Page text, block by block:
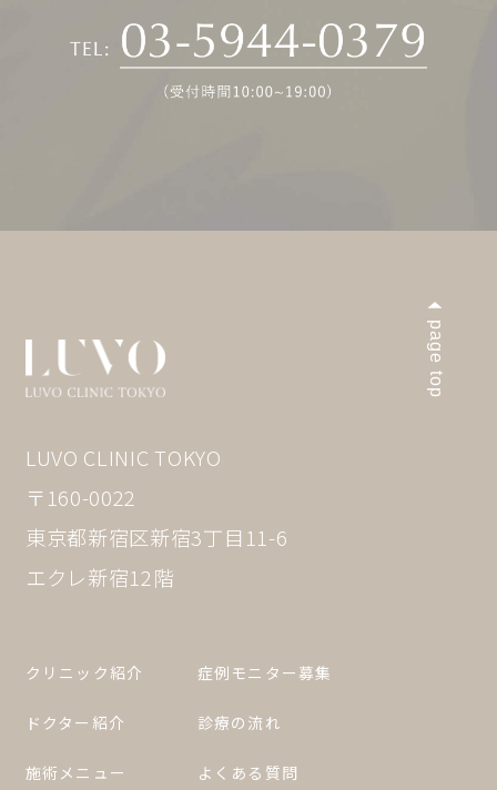
page top
LUVO CLINIC TOKYO
〒160-0022
東京都新宿区新宿3丁目11-6
エクレ新宿12階
クリニック紹介
ドクター紹介
施術メニュー
症例モニター募集
診療の流れ
よくある質問